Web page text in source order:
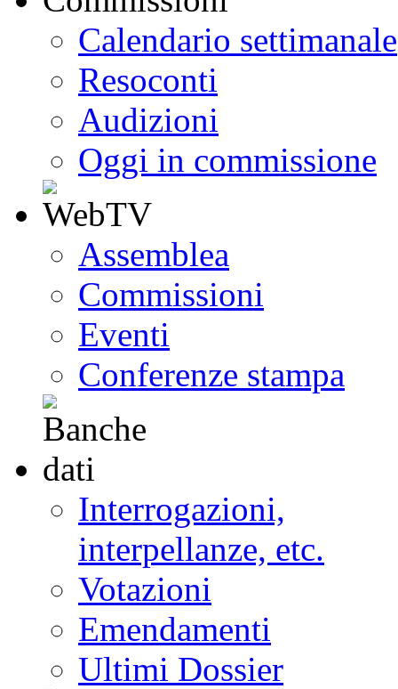
Calendario settimanale
Resoconti
Audizioni
Oggi in commissione
Assemblea
Commissioni
Eventi
Conferenze stampa
Interrogazioni,
interpellanze, etc.
Votazioni
Emendamenti
Ultimi Dossier